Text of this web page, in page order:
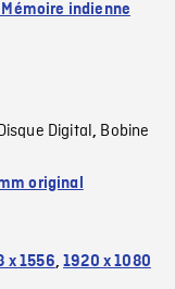
indienne
Digital, Bobine
original
x 1556,1920 x 1080